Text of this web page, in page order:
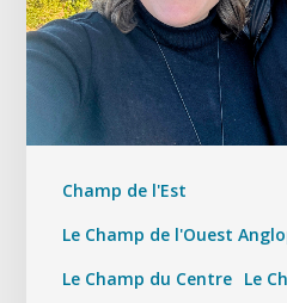
Champ de l'Est
Le Champ de l'Ouest
Le Champ du Centre Le